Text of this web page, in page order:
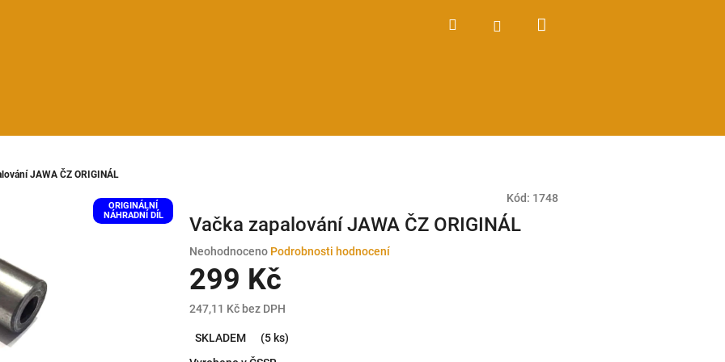
Hledat Přihlášení
JAWA ČZ ORIGINÁL
ORIGINÁLNÍ
NÁHRADNÍ DÍL
Kód: 1748
Vačka zapalování JAWA ČZ ORIGINÁL
Průměrné
hodnocení
produktu
0,0
Neohodnoceno Podrobnosti hodnocení
299 Kč
247,11 Kč bez DPH
cena:
SKLADEM
(5 ks)